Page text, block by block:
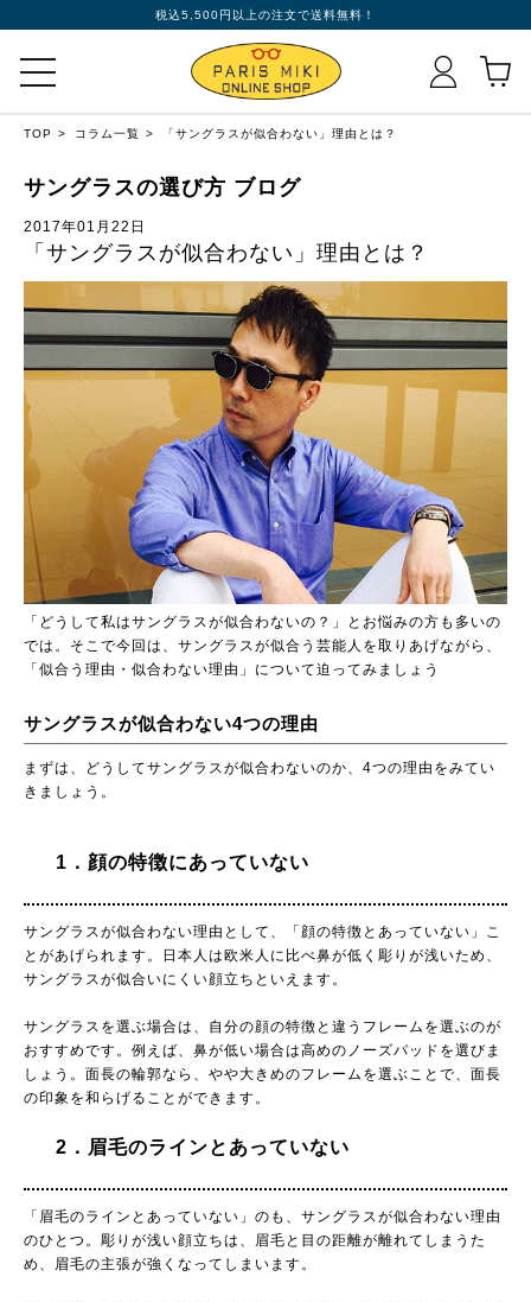
税込5,500円以上の注文で送料無料！
TOP コラム一覧 「サングラスが似合わない」理由とは？
サングラスの選び方 ブログ
2017年01月22日
「サングラスが似合わない」理由とは？
「どうして私はサングラスが似合わないの？」とお悩みの方も多いの
では。そこで今回は、サングラスが似合う芸能人を取りあげながら、
「似合う理由・似合わない理由」について迫ってみましょう
サングラスが似合わない4つの理由
まずは、どうしてサングラスが似合わないのか、4つの理由をみてい
きましょう。
1．顔の特徴にあっていない
サングラスが似合わない理由として、「顔の特徴とあっていない」こ
とがあげられます。日本人は欧米人に比べ鼻が低く彫りが浅いため、
サングラスが似合いにくい顔立ちといえます。
サングラスを選ぶ場合は、自分の顔の特徴と違うフレームを選ぶのが
おすすめです。例えば、鼻が低い場合は高めのノーズパッドを選びま
しょう。面長の輪郭なら、やや大きめのフレームを選ぶことで、面長
の印象を和らげることができます。
2．眉毛のラインとあっていない
「眉毛のラインとあっていない」のも、サングラスが似合わない理由
のひとつ。彫りが浅い顔立ちは、眉毛と目の距離が離れてしまうた
め、眉毛の主張が強くなってしまいます。